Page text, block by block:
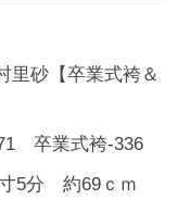
【卒業式袴＆
卒業式袴-336
分 約69ｃｍ